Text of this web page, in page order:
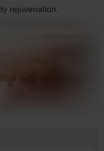
rejuvenation.